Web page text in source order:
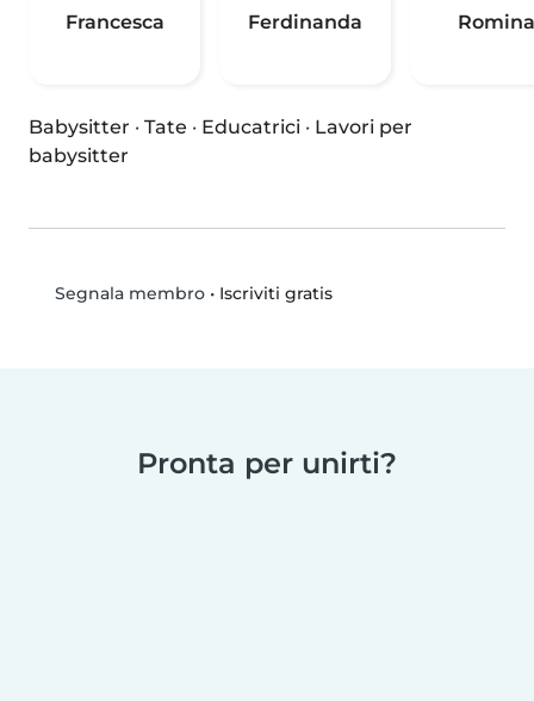
Francesca Ferdinanda Romina
Babysitter · Tate · Educatrici · Lavori per
babysitter
Segnala membro• Iscriviti gratis
Pronta per unirti?